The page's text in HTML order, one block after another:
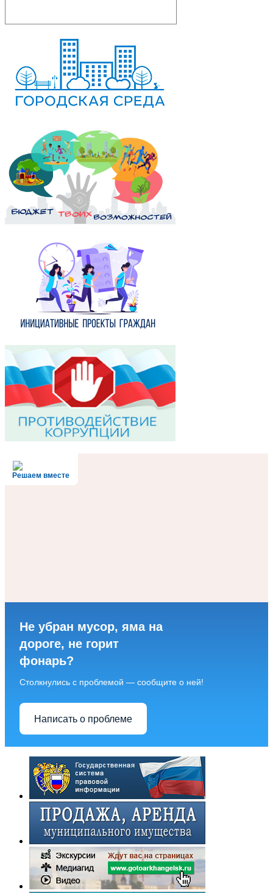
Решаем вместе
Не убран мусор, яма на
дороге, не горит
фонарь?
Столкнулись с проблемой — сообщите о ней!
Написать о проблеме